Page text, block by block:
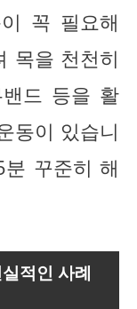
꼭 필요해
목을 천천히
드 등을 활
동이 있습니
꾸준히 해
적인 사례